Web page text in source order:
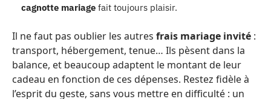
cagnotte mariage fait toujours plaisir.
Il ne faut pas oublier les autres frais mariage invité :
transport, hébergement, tenue… Ils pèsent dans la
balance, et beaucoup adaptent le montant de leur
cadeau en fonction de ces dépenses. Restez fidèle à
l’esprit du geste, sans vous mettre en difficulté : un